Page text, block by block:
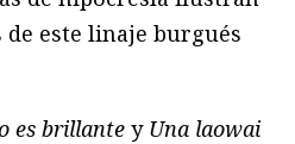
este linaje burgués
es brillante y Una laowai